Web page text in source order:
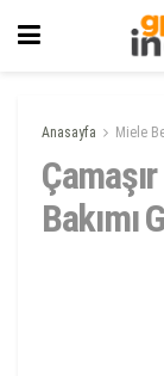
Anasayfa Miele
Bakımı